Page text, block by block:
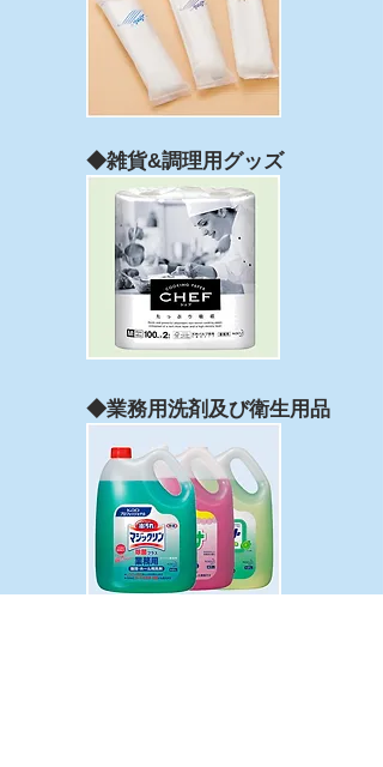
◆雑貨&調理用グッズ
◆業務用洗剤及び衛生用品